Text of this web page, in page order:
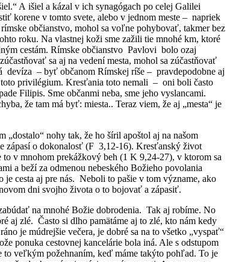
A išiel a kázal v ich synagógach po celej Galilei
korene v tomto svete, alebo v jednom meste – napriek
občianstvo, mohol sa voľne pohybovať, takmer bez
roku. Na vlastnej koži sme zažili tie mnohé km, ktoré
cestám. Rímske občianstvo Pavlovi bolo ozaj
sa aj na vedení mesta, mohol sa zúčastňovať
devíza – byť občanom Rímskej ríše – pravdepodobne aj
privilégium. Kresťania toto nemali – oni boli často
Filipis. Sme občanmi neba, sme jeho vyslancami.
že tam má byť: miesta.. Teraz viem, že aj „mesta“ je
nohy tak, že ho šíril apoštol aj na našom
zápasí o dokonalosť (F 3,12-16). Kresťanský život
v mnohom prekážkový beh (1 K 9,24-27), v ktorom sa
a beží za odmenou nebeského Božieho povolania
cesta aj pre nás. Neboli to pašie v tom význame, ako
dni svojho života o to bojovať a zápasiť.
na mnohé Božie dobrodenia. Tak aj robíme. No
aj zlé. Často si dlho pamätáme aj to zlé, kto nám kedy
je múdrejšie večera, je dobré sa na to všetko „vyspať“
ponuka cestovnej kancelárie bola iná. Ale s odstupom
veľkým požehnaním, keď máme takýto pohľad. To je